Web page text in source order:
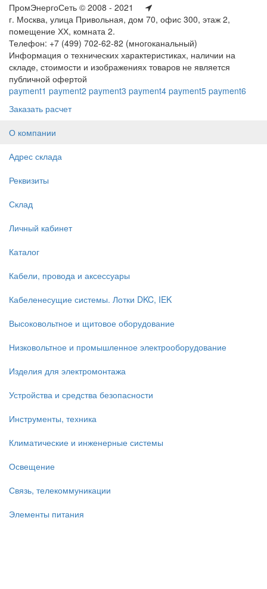
ПромЭнергоСеть © 2008 - 2021
г. Москва, улица Привольная, дом 70, офис 300, этаж 2,
помещение ХХ, комната 2.
Телефон: +7 (499) 702-62-82 (многоканальный)
Информация о технических характеристиках, наличии на
складе, стоимости и изображениях товаров не является
публичной офертой
payment1 payment2 payment3 payment4 payment5 payment6
Заказать расчет
О компании
Адрес склада
Реквизиты
Склад
Личный кабинет
Каталог
Кабели, провода и аксессуары
Кабеленесущие системы. Лотки DKC, IEK
Высоковольтное и щитовое оборудование
Низковольтное и промышленное электрооборудование
Изделия для электромонтажа
Устройства и средства безопасности
Инструменты, техника
Климатические и инженерные системы
Освещение
Связь, телекоммуникации
Элементы питания